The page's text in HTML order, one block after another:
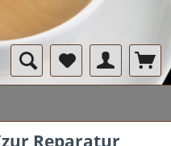
Reparatur